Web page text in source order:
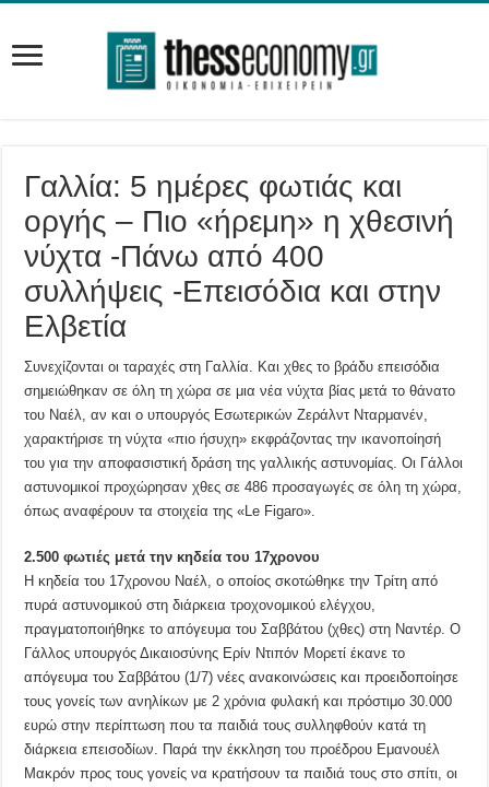
Γαλλία: 5 ημέρες φωτιάς και
οργής – Πιο «ήρεμη» η χθεσινή
νύχτα -Πάνω από 400
συλλήψεις -Επεισόδια και στην
Ελβετία
Συνεχίζονται οι ταραχές στη Γαλλία. Και χθες το βράδυ επεισόδια
σημειώθηκαν σε όλη τη χώρα σε μια νέα νύχτα βίας μετά το θάνατο
του Ναέλ, αν και ο υπουργός Εσωτερικών Ζεράλντ Νταρμανέν,
χαρακτήρισε τη νύχτα «πιο ήσυχη» εκφράζοντας την ικανοποίησή
του για την αποφασιστική δράση της γαλλικής αστυνομίας. Οι Γάλλοι
αστυνομικοί προχώρησαν χθες σε 486 προσαγωγές σε όλη τη χώρα,
όπως αναφέρουν τα στοιχεία της «Le Figaro».
2.500 φωτιές μετά την κηδεία του 17χρονου
Η κηδεία του 17χρονου Ναέλ, ο οποίος σκοτώθηκε την Τρίτη από
πυρά αστυνομικού στη διάρκεια τροχονομικού ελέγχου,
πραγματοποιήθηκε το απόγευμα του Σαββάτου (χθες) στη Ναντέρ. Ο
Γάλλος υπουργός Δικαιοσύνης Ερίν Ντιπόν Μορετί έκανε το
απόγευμα του Σαββάτου (1/7) νέες ανακοινώσεις και προειδοποίησε
τους γονείς των ανηλίκων με 2 χρόνια φυλακή και πρόστιμο 30.000
ευρώ στην περίπτωση που τα παιδιά τους συλληφθούν κατά τη
διάρκεια επεισοδίων. Παρά την έκκληση του προέδρου Εμανουέλ
Μακρόν προς τους γονείς να κρατήσουν τα παιδιά τους στο σπίτι, οι